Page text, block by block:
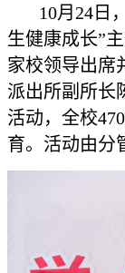
10月24日，
生健康成长”
家校领导出席
派出所副所长
活动，全校
育。活动由分